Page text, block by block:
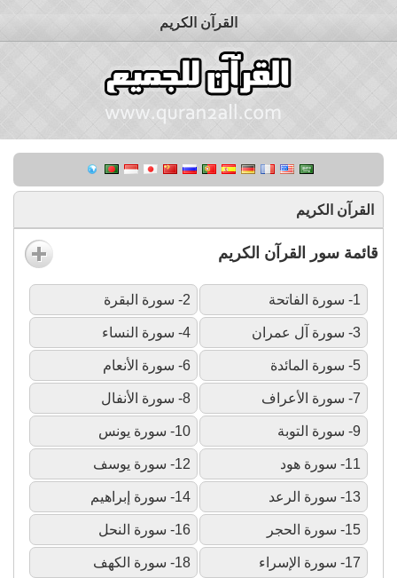
القرآن الكريم
القرآن الكريم
قائمة سور القرآن الكريم
1- سورة الفاتحة 2- سورة البقرة
3- سورة آل عمران 4- سورة النساء
5- سورة المائدة 6- سورة الأنعام
7- سورة الأعراف 8- سورة الأنفال
9- سورة التوبة 10- سورة يونس
11- سورة هود 12- سورة يوسف
13- سورة الرعد 14- سورة إبراهيم
15- سورة الحجر 16- سورة النحل
17- سورة الإسراء 18- سورة الكهف